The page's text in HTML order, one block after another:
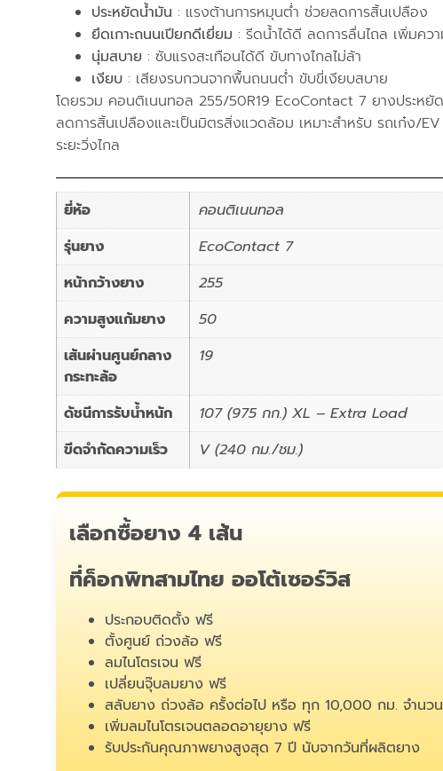
ประหยัดน้ำมัน : แรงต้านการหมุนต่ำ ช่วยลดการสิ้นเปลือง
ยึดเกาะถนนเปียกดีเยี่ยม : รีดน้ำได้ดี ลดการลื่นไถล เพิ่มคว
นุ่มสบาย : ซับแรงสะเทือนได้ดี ขับทางไกลไม่ล้า
เงียบ : เสียงรบกวนจากพื้นถนนต่ำ ขับขี่เงียบสบาย
โดยรวม คอนติเนนทอล 255/50R19 EcoContact 7 ยางประห
ลดการสิ้นเปลืองและเป็นมิตรสิ่งแวดล้อม เหมาะสำหรับ รถเก๋ง/
ระยะวิ่งไกล
ยี่ห้อ
คอนติเนนทอล
รุ่นยาง
EcoContact 7
หน้ากว้างยาง
255
ความสูงแก้มยาง
50
เส้นผ่านศูนย์กลาง
กระทะล้อ
19
ดัชนีการรับน้ำหนัก
107 (975 กก.) XL – Extra Load
ขีดจำกัดความเร็ว
V (240 กม./ชม.)
เลือกซื้อยาง 4 เส้น
ที่ค็อกพิทสามไทย ออโต้เซอร์วิส
ประกอบติดตั้ง ฟรี
ตั้งศูนย์ ถ่วงล้อ ฟรี
ลมไนโตรเจน ฟรี
เปลี่ยนจุ๊บลมยาง ฟรี
สลับยาง ถ่วงล้อ ครั้งต่อไป หรือ ทุก 10,000 กม. จำนว
เพิ่มลมไนโตรเจนตลอดอายุยาง ฟรี
รับประกันคุณภาพยางสูงสุด 7 ปี นับจากวันที่ผลิตยาง